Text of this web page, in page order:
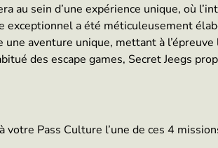
au sein d’une expérience unique, où
exceptionnel a été méticuleusement
aventure unique, mettant à
des escape games, Secret Jeegs
votre Pass Culture l’une de ces 4